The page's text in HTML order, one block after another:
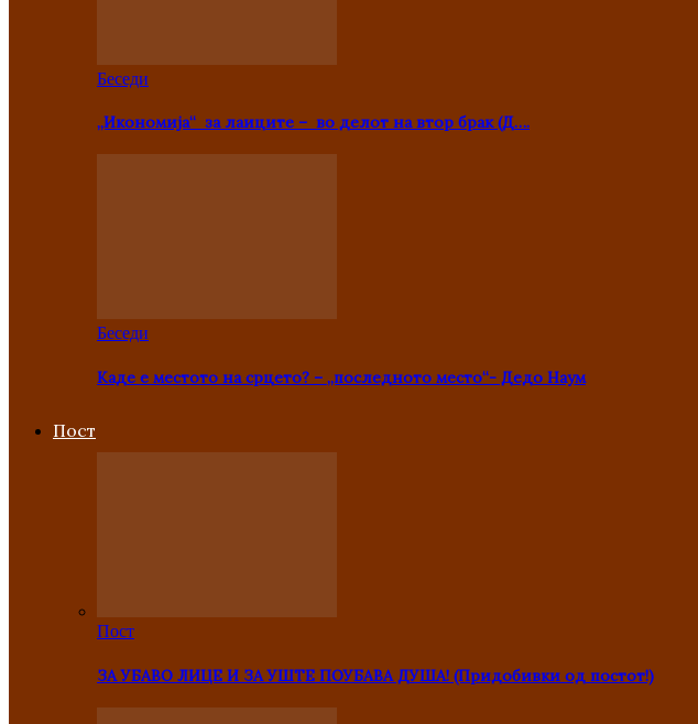
Беседи
„Икономија“ за лаиците – во делот на втор брак (Д….
Беседи
Каде е местото на срцето? – „последното место“- Дедо Наум
Пост
Пост
ЗА УБАВО ЛИЦЕ И ЗА УШТЕ ПОУБАВА ДУША! (Придобивки од постот!)